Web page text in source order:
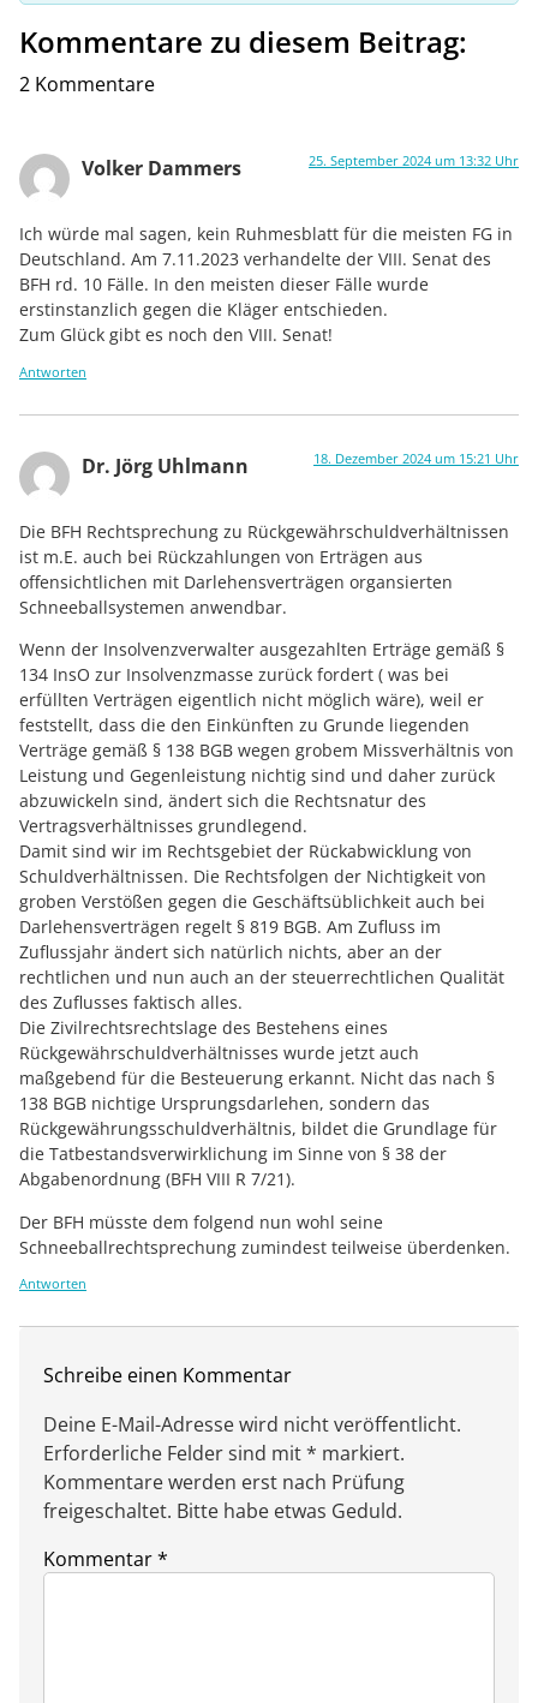
Kommentare zu diesem Beitrag:
2 Kommentare
Volker Dammers 25. September 2024 um 13:32 Uhr
Ich würde mal sagen, kein Ruhmesblatt für die meisten FG in
Deutschland. Am 7.11.2023 verhandelte der VIII. Senat des
BFH rd. 10 Fälle. In den meisten dieser Fälle wurde
erstinstanzlich gegen die Kläger entschieden.
Zum Glück gibt es noch den VIII. Senat!
Antworten
Dr. Jörg Uhlmann 18. Dezember 2024 um 15:21 Uhr
Die BFH Rechtsprechung zu Rückgewährschuldverhältnissen
ist m.E. auch bei Rückzahlungen von Erträgen aus
offensichtlichen mit Darlehensverträgen organsierten
Schneeballsystemen anwendbar.
Wenn der Insolvenzverwalter ausgezahlten Erträge gemäß §
134 InsO zur Insolvenzmasse zurück fordert ( was bei
erfüllten Verträgen eigentlich nicht möglich wäre), weil er
feststellt, dass die den Einkünften zu Grunde liegenden
Verträge gemäß § 138 BGB wegen grobem Missverhältnis von
Leistung und Gegenleistung nichtig sind und daher zurück
abzuwickeln sind, ändert sich die Rechtsnatur des
Vertragsverhältnisses grundlegend.
Damit sind wir im Rechtsgebiet der Rückabwicklung von
Schuldverhältnissen. Die Rechtsfolgen der Nichtigkeit von
groben Verstößen gegen die Geschäftsüblichkeit auch bei
Darlehensverträgen regelt § 819 BGB. Am Zufluss im
Zuflussjahr ändert sich natürlich nichts, aber an der
rechtlichen und nun auch an der steuerrechtlichen Qualität
des Zuflusses faktisch alles.
Die Zivilrechtsrechtslage des Bestehens eines
Rückgewährschuldverhältnisses wurde jetzt auch
maßgebend für die Besteuerung erkannt. Nicht das nach §
138 BGB nichtige Ursprungsdarlehen, sondern das
Rückgewährungsschuldverhältnis, bildet die Grundlage für
die Tatbestandsverwirklichung im Sinne von § 38 der
Abgabenordnung (BFH VIII R 7/21).
Der BFH müsste dem folgend nun wohl seine
Schneeballrechtsprechung zumindest teilweise überdenken.
Antworten
Schreibe einen Kommentar
Deine E-Mail-Adresse wird nicht veröffentlicht.
Erforderliche Felder sind mit * markiert.
Kommentare werden erst nach Prüfung
freigeschaltet. Bitte habe etwas Geduld.
Kommentar*